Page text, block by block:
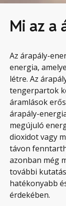
Mi az a
Az árapály-
energia,
létre. Az
tengerpartok
áramlások
árapály-
megújuló
dioxidot vagy
távon
azonban még
további
hatékonyabb
érdekében.